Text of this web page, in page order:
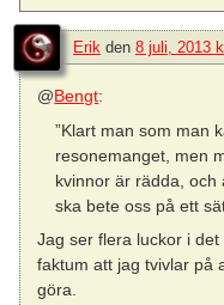
Erik den 8 juli, 2013
@Bengt:
”Klart man som man
resonemanget, men
kvinnor är rädda, och
ska bete oss på ett
Jag ser flera luckor i
faktum att jag tvivlar på
göra.